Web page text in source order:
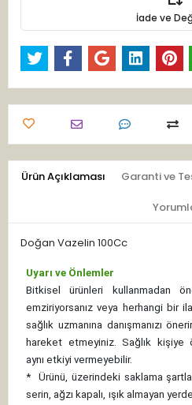
İade ve
Ürün Açıklaması Garanti ve
Doğan Vazelin 100Cc
Uyarı ve Önlemler
Bitkisel ürünleri kullanmadan
emziriyorsanız veya herhangi bir
sağlık uzmanına danışmanızı
hareket etmeyiniz. Sağlık
aynı etkiyi vermeyebilir.
*
Ürünü, üzerindeki saklama
serin, ağzı kapalı, ışık almayan